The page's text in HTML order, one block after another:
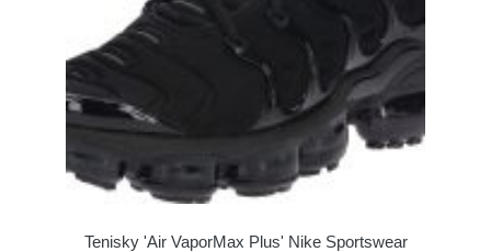
Tenisky 'Air VaporMax Plus' Nike Sportswear